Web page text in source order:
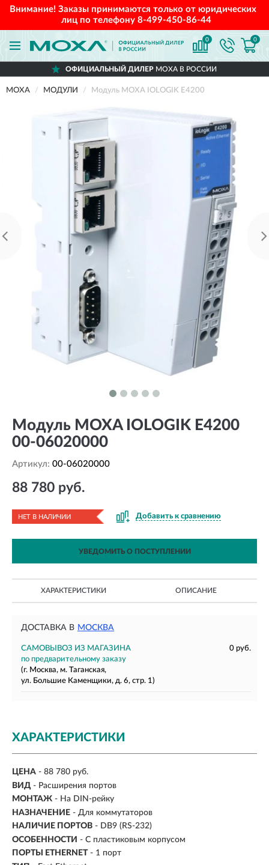
Внимание! Заказы принимаются только от юридических
лиц по телефону 8-499-450-86-44
0 0
ОФИЦИАЛЬНЫЙ ДИЛЕРMOXA В РОССИИ
MOXA МОДУЛИ Модуль MOXA IOLOGIK E4200
Модуль MOXA IOLOGIK E4200
00-06020000
Артикул: 00-06020000
88 780 руб.
НЕТ В НАЛИЧИИ Добавить к сравнению
УВЕДОМИТЬ О ПОСТУПЛЕНИИ
ХАРАКТЕРИСТИКИ ОПИСАНИЕ
ДОСТАВКА В МОСКВА
САМОВЫВОЗ ИЗ МАГАЗИНА
0 руб.
по предварительному заказу
(г. Москва, м. Таганская,
ул. Большие Каменщики, д. 6, стр. 1)
ХАРАКТЕРИСТИКИ
ЦЕНА - 88 780 руб.
ВИД - Расширения портов
МОНТАЖ - На DIN-рейку
НАЗНАЧЕНИЕ - Для коммутаторов
НАЛИЧИЕ ПОРТОВ - DB9 (RS-232)
ОСОБЕННОСТИ - С пластиковым корпусом
ПОРТЫ ETHERNET - 1 порт